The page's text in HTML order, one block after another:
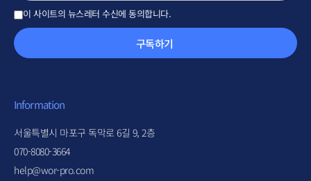
이 사이트의 뉴스레터 수신에 동의합니다.
구독하기
Information
서울특별시 마포구 독막로 6길 9, 2층
070-8080-3664
help@wor-pro.com